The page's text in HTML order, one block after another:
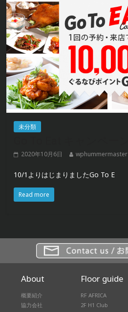
未分類
2020年10月6日 wphummermaster
10/1よりはじまりましたGo To E
Read more
About
概要紹介
協力会社
Floor guide
RF AFRICA
2F H1 Club